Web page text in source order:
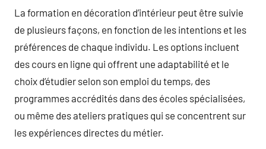
La formation en décoration d’intérieur peut être suivie
de plusieurs façons, en fonction de les intentions et les
préférences de chaque individu. Les options incluent
des cours en ligne qui offrent une adaptabilité et le
choix d’étudier selon son emploi du temps, des
programmes accrédités dans des écoles spécialisées,
ou même des ateliers pratiques qui se concentrent sur
les expériences directes du métier.